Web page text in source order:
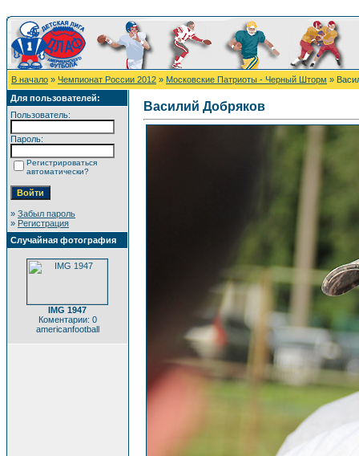
В начало » Чемпионат России 2012 » Московские Патриоты - Черный Шторм »
Для пользователей:
Пользователь:
Пароль:
Регистрироваться
автоматически?
» Забыл пароль
» Регистрация
Случайная фотография
IMG 1947
Коментарии: 0
americanfootball
Василий Добряков